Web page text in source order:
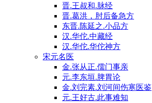
晋.王叔和.脉经
晋.葛洪，肘后备急方
东晋.陈延之.小品方
汉.华佗.中藏经
汉.华佗.华佗神方
宋元名医
金.张从正.儒门事亲
元.李东垣.脾胃论
金.刘完素.刘河间伤寒医鉴
元.王好古.此事难知